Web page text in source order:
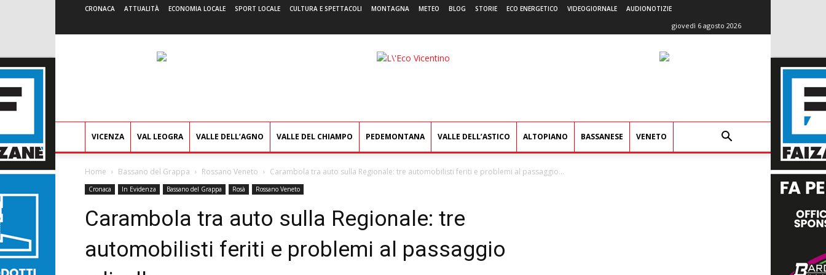
CRONACA ATTUALITÀ ECONOMIA LOCALE SPORT LOCALE CULTURA E SPETTACOLI MONTAGNA METEO BLOG STORIE ECO ENERGETICO VIDEOGIORNALE AUDIONOTIZIE
giovedì 6 agosto 2026
L'Eco
VICENZA VAL LEOGRA VALLE DELL’AGNO VALLE DEL CHIAMPO PEDEMONTANA VALLE DELL’ASTICO ALTOPIANO BASSANESE VENETO
Home Bassano del Grappa Rossano Veneto Carambola tra auto sulla Regionale: tre automobilisti feriti e problemi al passaggio...
Cronaca In Evidenza Bassano del Grappa Rosà Rossano Veneto
Carambola tra auto sulla Regionale: tre
automobilisti feriti e problemi al passaggio